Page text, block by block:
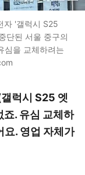
자 '갤럭시 S25
단된 서울 중구의
심을 교체하려는
럭시 S25 엣
. 유심 교체하
요. 영업 자체가